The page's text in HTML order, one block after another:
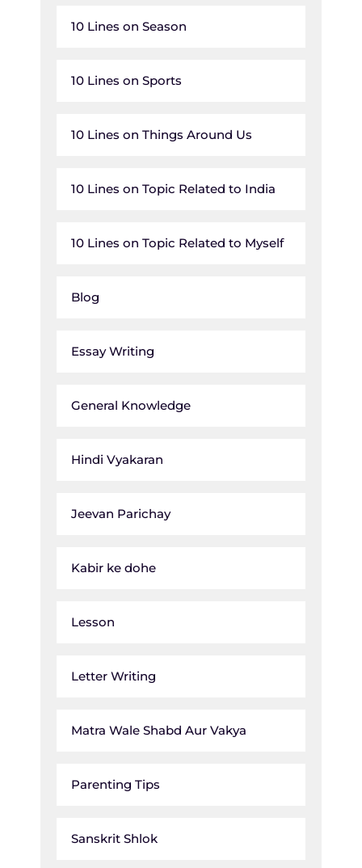
10 Lines on Season
10 Lines on Sports
10 Lines on Things Around Us
10 Lines on Topic Related to India
10 Lines on Topic Related to Myself
Blog
Essay Writing
General Knowledge
Hindi Vyakaran
Jeevan Parichay
Kabir ke dohe
Lesson
Letter Writing
Matra Wale Shabd Aur Vakya
Parenting Tips
Sanskrit Shlok